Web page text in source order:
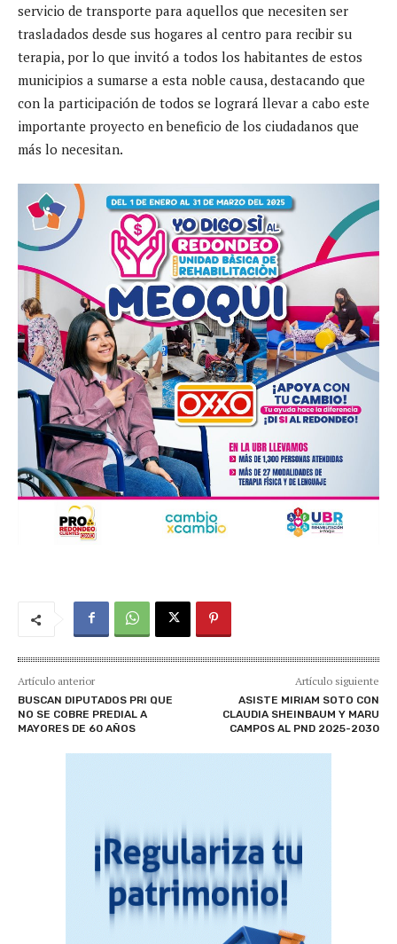
servicio de transporte para aquellos que necesiten ser
trasladados desde sus hogares al centro para recibir su
terapia, por lo que invitó a todos los habitantes de estos
municipios a sumarse a esta noble causa, destacando que
con la participación de todos se logrará llevar a cabo este
importante proyecto en beneficio de los ciudadanos que
más lo necesitan.
Artículo anterior
BUSCAN DIPUTADOS PRI QUE
NO SE COBRE PREDIAL A
MAYORES DE 60 AÑOS
Artículo siguiente
ASISTE MIRIAM SOTO CON
CLAUDIA SHEINBAUM Y MARU
CAMPOS AL PND 2025-2030